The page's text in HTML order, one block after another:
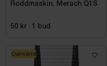
Roddmaskin, Merach Q1S
50 kr · 1 bud
Oanvänd